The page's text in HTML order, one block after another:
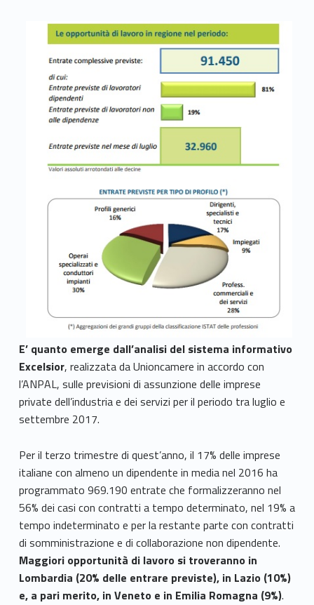
E’ quanto emerge dall’analisi del sistema informativo
Excelsior, realizzata da Unioncamere in accordo con
l’ANPAL, sulle previsioni di assunzione delle imprese
private dell’industria e dei servizi per il periodo tra luglio e
settembre 2017.
Per il terzo trimestre di quest’anno, il 17% delle imprese
italiane con almeno un dipendente in media nel 2016 ha
programmato 969.190 entrate che formalizzeranno nel
56% dei casi con contratti a tempo determinato, nel 19% a
tempo indeterminato e per la restante parte con contratti
di somministrazione e di collaborazione non dipendente.
Maggiori opportunità di lavoro si troveranno in
Lombardia (20% delle entrare previste), in Lazio (10%)
e, a pari merito, in Veneto e in Emilia Romagna (9%).